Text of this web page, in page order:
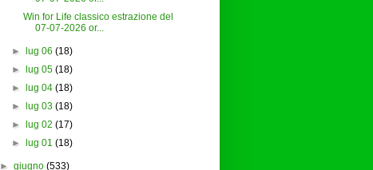
Win for Life classico estrazione del
07-07-2026 or...
► lug 06 (18)
►
lug 05 (18)
►
lug 04 (18)
►
lug 03 (18)
►
lug 02 (17)
►
lug 01 (18)
►giugno (533)